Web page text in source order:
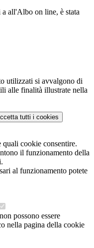
all'Albo on line, è stata
utilizzati si avvalgono di
alle finalità illustrate nella
tutti i cookies
quali cookie consentire.
il funzionamento della
al funzionamento potete
possono essere
nella pagina della cookie